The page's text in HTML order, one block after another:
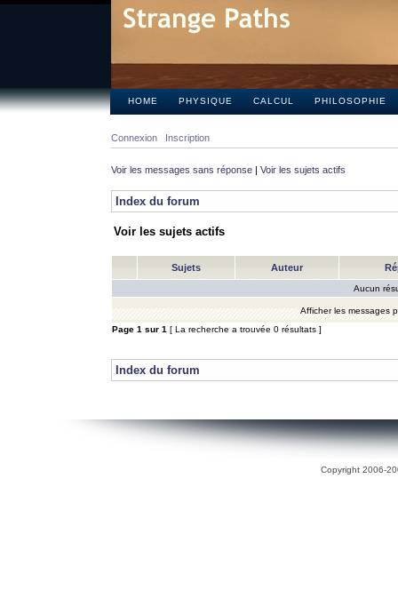
HOME PHYSIQUE CALCUL PHILOSOPHIE
Connexion Inscription
Voir les messages sans réponse | Voir les sujets actifs
Index du forum
Voir les sujets actifs
Sujets Auteur
Aucun
Afficher les messages
Page 1 sur 1 [ La recherche a trouvée 0 résultats ]
Index du forum
Copyright 2006-